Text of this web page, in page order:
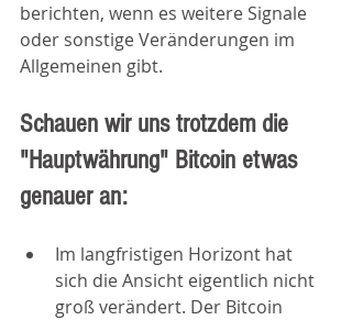
berichten, wenn es weitere Signale
oder sonstige Veränderungen im
Allgemeinen gibt.
Schauen wir uns trotzdem die
"Hauptwährung" Bitcoin etwas
genauer an:
Im langfristigen Horizont hat
sich die Ansicht eigentlich nicht
groß verändert. Der Bitcoin